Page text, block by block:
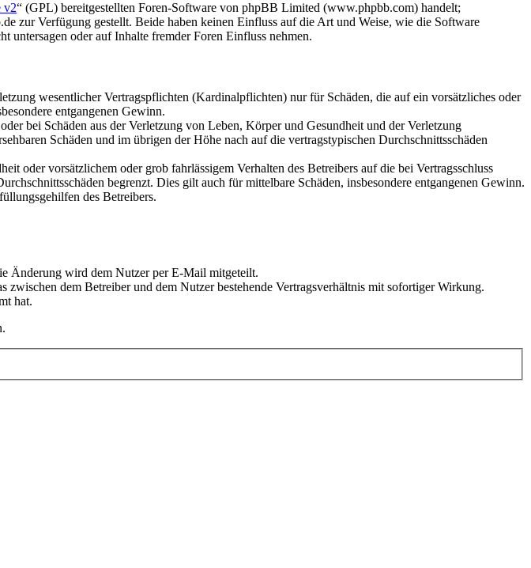
v2“ (GPL) bereitgestellten Foren-Software von phpBB Limited (www.phpbb.com) handelt;
zur Verfügung gestellt. Beide haben keinen Einfluss auf die Art und Weise, wie die Software
untersagen oder auf Inhalte fremder Foren Einfluss nehmen.
wesentlicher Vertragspflichten (Kardinalpflichten) nur für Schäden, die auf ein vorsätzliches oder
entgangenen Gewinn.
bei Schäden aus der Verletzung von Leben, Körper und Gesundheit und der Verletzung
Schäden und im übrigen der Höhe nach auf die vertragstypischen Durchschnittsschäden
oder vorsätzlichem oder grob fahrlässigem Verhalten des Betreibers auf die bei Vertragsschluss
begrenzt. Dies gilt auch für mittelbare Schäden, insbesondere entgangenen Gewinn.
des Betreibers.
Änderung wird dem Nutzer per E-Mail mitgeteilt.
dem Betreiber und dem Nutzer bestehende Vertragsverhältnis mit sofortiger Wirkung.
hat.